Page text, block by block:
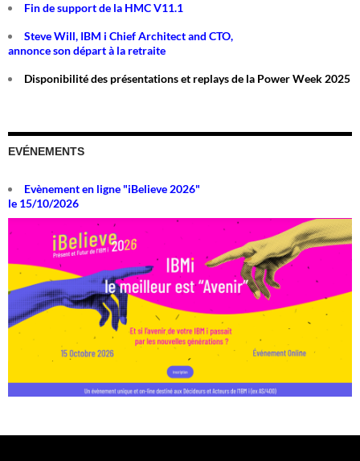
Fin de support de la HMC V11.1
Steve Will, IBM i Chief Architect and CTO,
annonce son départ à la retraite
Disponibilité des présentations et replays de la Power Week 2025
EVÉNEMENTS
Evènement en ligne "iBelieve 2026"
le 15/10/2026